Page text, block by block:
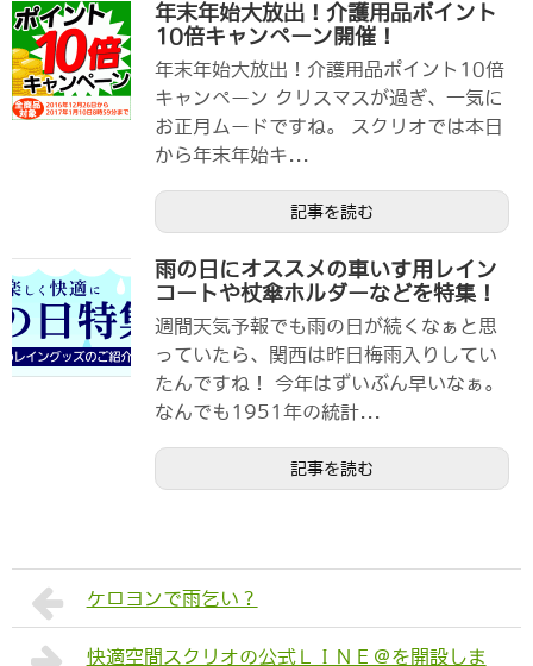
年末年始大放出！介護用品ポイント
10倍キャンペーン開催！
年末年始大放出！介護用品ポイント10倍
キャンペーン クリスマスが過ぎ、一気に
お正月ムードですね。 スクリオでは本日
から年末年始キ...
記事を読む
雨の日にオススメの車いす用レイン
コートや杖傘ホルダーなどを特集！
週間天気予報でも雨の日が続くなぁと思
っていたら、関西は昨日梅雨入りしてい
たんですね！ 今年はずいぶん早いなぁ。
なんでも1951年の統計...
記事を読む
ケロヨンで雨乞い？
快適空間スクリオの公式ＬＩＮＥ＠を開設しま